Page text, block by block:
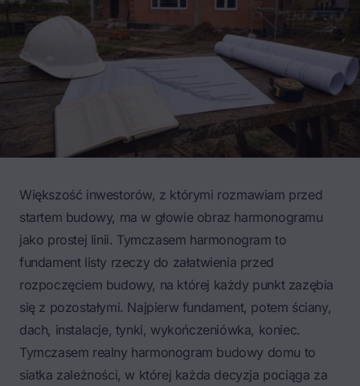
Większość inwestorów, z którymi rozmawiam przed
startem budowy, ma w głowie obraz harmonogramu
jako prostej linii. Tymczasem harmonogram to
fundament listy rzeczy do załatwienia przed
rozpoczęciem budowy, na której każdy punkt zazębia
się z pozostałymi. Najpierw fundament, potem ściany,
dach, instalacje, tynki, wykończeniówka, koniec.
Tymczasem realny harmonogram budowy domu to
siatka zależności, w której każda decyzja pociąga za